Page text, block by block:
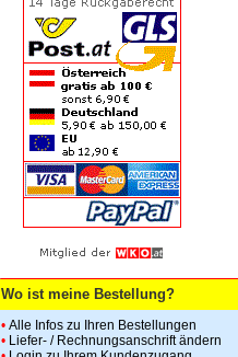
Wo ist meine Bestellung?
• Alle Infos zu Ihren Bestellungen
• Liefer- / Rechnungsanschrift ändern